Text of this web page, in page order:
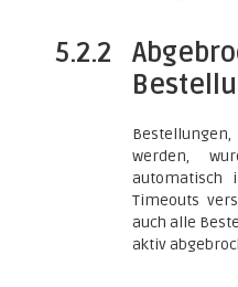
5.2.2
werden,
automatisch
Timeouts
auch alle
aktiv